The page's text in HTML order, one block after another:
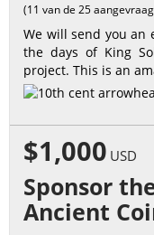
(11 van de 25
We will send you an
the days of King
project. This is an
$1,000 USD
Sponsor
Ancient